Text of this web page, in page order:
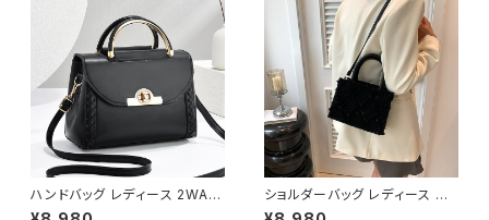
ハンドバッグ レディース 2WAY
ショルダーバッグ ミニバッグ き
ショルダーバッグ レディース ミ
ニバッグ 2WAYバッグ フリンジ